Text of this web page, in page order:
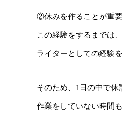
②休みを作ることが重
この経験をするまでは、
ライターとしての経験
そのため、1日の中で休
作業をしていない時間